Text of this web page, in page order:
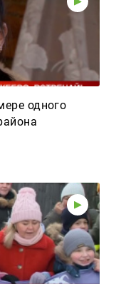
одного